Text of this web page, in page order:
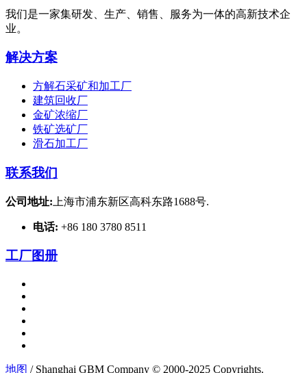
我们是一家集研发、生产、销售、服务为一体的高新技术企
业。
解决方案
方解石采矿和加工厂
建筑回收厂
金矿浓缩厂
铁矿选矿厂
滑石加工厂
联系我们
公司地址: 上海市浦东新区高科东路1688号.
电话: +86 180 3780 8511
工厂图册
地图 / Shanghai GBM Company © 2000-2025 Copyrights.